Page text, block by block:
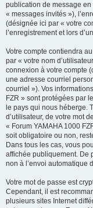
publication de message
« messages invités »),
(désignée ici par « votre
l’enregistrement et lors
Votre compte contiendra
par « votre nom
connexion à votre compte
une adresse courriel
courriel »). Vos
FZR » sont protégées par
le pays qui nous héberge.
d’utilisateur, de votre mot
« Forum YAMAHA 1000
soit obligatoire ou non,
Dans tous les cas, vous
affichée publiquement. De
non à l’envoi automatique
Votre mot de passe est
Cependant, il est
plusieurs sites Internet